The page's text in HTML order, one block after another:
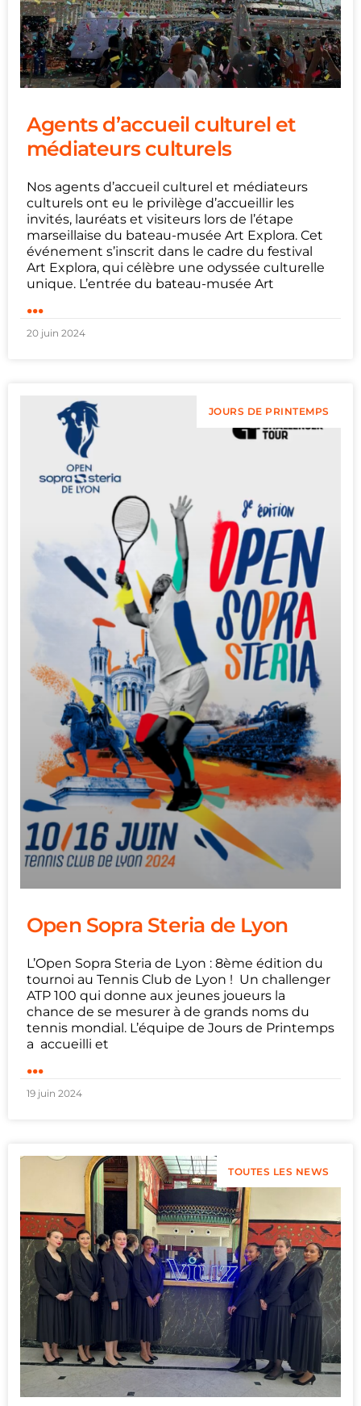
Agents d’accueil culturel et
médiateurs culturels
Nos agents d’accueil culturel et médiateurs
culturels ont eu le privilège d’accueillir les
invités, lauréats et visiteurs lors de l’étape
marseillaise du bateau-musée Art Explora. Cet
événement s’inscrit dans le cadre du festival
Art Explora, qui célèbre une odyssée culturelle
unique. L’entrée du bateau-musée Art
...
20 juin 2024
JOURS DE PRINTEMPS
Open Sopra Steria de Lyon
L’Open Sopra Steria de Lyon : 8ème édition du
tournoi au Tennis Club de Lyon ! Un challenger
ATP 100 qui donne aux jeunes joueurs la
chance de se mesurer à de grands noms du
tennis mondial. L’équipe de Jours de Printemps
a accueilli et
...
19 juin 2024
TOUTES LES NEWS